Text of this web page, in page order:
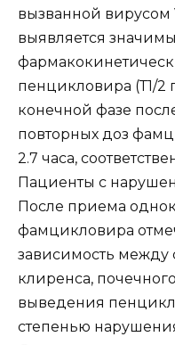
вызванной вирусом
выявляется
пенцикловира (Т1/2
конечной фазе
повторных доз
2.7 часа,
Пациенты с
После приема
фамцикловира
зависимость
клиренса,
выведения
степенью